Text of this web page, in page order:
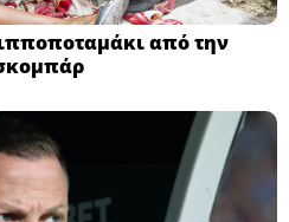
από την